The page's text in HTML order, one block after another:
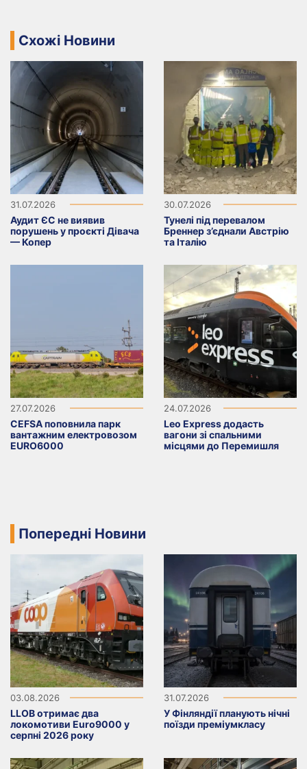
Схожі Новини
31.07.2026
Аудит ЄС не виявив
порушень у проєкті Дівача
— Копер
30.07.2026
Тунелі під перевалом
Бреннер з’єднали Австрію
та Італію
27.07.2026
CEFSA поповнила парк
вантажним електровозом
EURO6000
24.07.2026
Leo Express додасть
вагони зі спальними
місцями до Перемишля
Попередні Новини
03.08.2026
LLOB отримає два
локомотиви Euro9000 у
серпні 2026 року
31.07.2026
У Фінляндії планують нічні
поїзди преміумкласу